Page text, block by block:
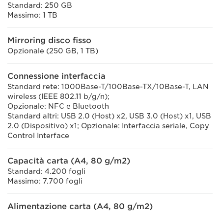
Standard: 250 GB
Massimo: 1 TB
Mirroring disco fisso
Opzionale (250 GB, 1 TB)
Connessione interfaccia
Standard rete: 1000Base-T/100Base-TX/10Base-T, LAN
wireless (IEEE 802.11 b/g/n);
Opzionale: NFC e Bluetooth
Standard altri: USB 2.0 (Host) x2, USB 3.0 (Host) x1, USB
2.0 (Dispositivo) x1; Opzionale: Interfaccia seriale, Copy
Control Interface
Capacità carta (A4, 80 g/m2)
Standard: 4.200 fogli
Massimo: 7.700 fogli
Alimentazione carta (A4, 80 g/m2)